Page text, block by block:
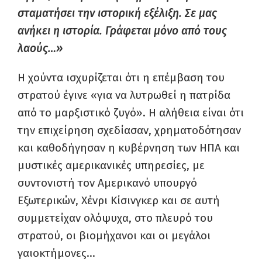
σταματήσει την ιστορική εξέλιξη. Σε μας
ανήκει η ιστορία. Γράφεται μόνο από τους
λαούς…»
Η χούντα ισχυρίζεται ότι η επέμβαση του
στρατού έγινε «για να λυτρωθεί η πατρίδα
από το μαρξιστικό ζυγό». Η αλήθεια είναι ότι
την επιχείρηση σχεδίασαν, χρηματοδότησαν
και καθοδήγησαν η κυβέρνηση των ΗΠΑ και
μυστικές αμερικανικές υπηρεσίες, με
συντονιστή τον Αμερικανό υπουργό
Εξωτερικών, Χένρι Κίσινγκερ και σε αυτή
συμμετείχαν ολόψυχα, στο πλευρό του
στρατού, οι βιομήχανοι και οι μεγάλοι
γαιοκτήμονες…